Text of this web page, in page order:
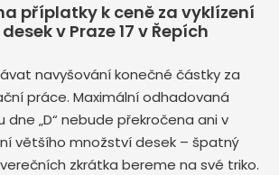
příplatky k ceně za vyklízení
v Praze 17 v Řepích
navyšování konečné částky za
práce. Maximální odhadovaná
„D“ nebude překročena ani v
většího množství desek – špatný
zkrátka bereme na své triko.